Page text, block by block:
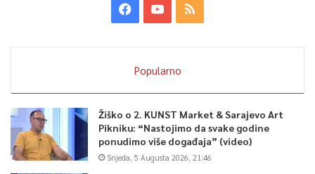
Popularno
Žiško o 2. KUNST Market & Sarajevo Art
Pikniku: “Nastojimo da svake godine
ponudimo više događaja” (video)
Srijeda, 5 Augusta 2026, 21:46